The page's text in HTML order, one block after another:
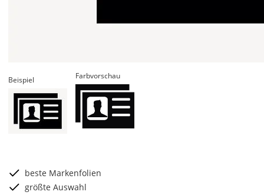
Beispiel Farbvorschau
beste Markenfolien
größte Auswahl